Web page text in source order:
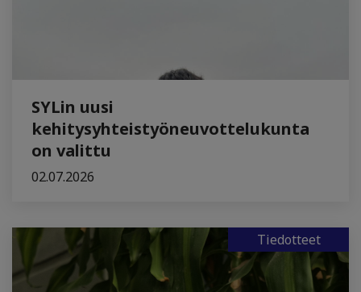
SYLin uusi
kehitysyhteistyöneuvottelukunta
on valittu
02.07.2026
Tiedotteet